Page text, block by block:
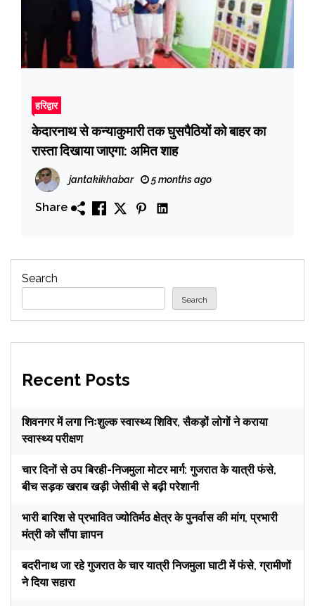
हरिद्वार
केदारनाथ से कन्याकुमारी तक घुसपैठियों को बाहर का
रास्ता दिखाया जाएगा: अमित शाह
jantakikhabar 5 months ago
Share
Search
Search
Recent Posts
शिवनगर में लगा निःशुल्क स्वास्थ्य शिविर, सैकड़ों लोगों ने कराया
स्वास्थ्य परीक्षण
चार दिनों से ठप बिरही-निजमुला मोटर मार्ग: गुजरात के यात्री फंसे,
बीच सड़क खराब खड़ी जेसीबी से बढ़ी परेशानी
भारी बारिश से प्रभावित ज्योतिर्मठ क्षेत्र के पुनर्वास की मांग, प्रभारी
मंत्री को सौंपा ज्ञापन
बदरीनाथ जा रहे गुजरात के चार यात्री निजमुला घाटी में फंसे, ग्रामीणों
ने दिया सहारा